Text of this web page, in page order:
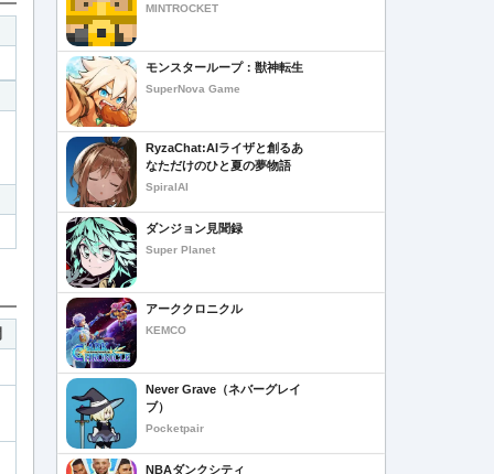
MINTROCKET
モンスターループ：獣神転生
SuperNova Game
RyzaChat:AIライザと創るあ
なただけのひと夏の夢物語
SpiralAI
ダンジョン見聞録
Super Planet
アーククロニクル
KEMCO
Never Grave（ネバーグレイ
ブ）
Pocketpair
NBAダンクシティ